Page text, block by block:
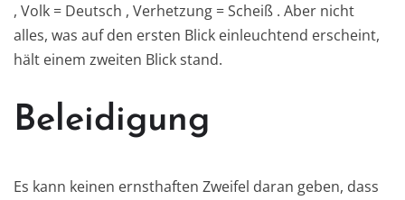
, Volk = Deutsch , Verhetzung = Scheiß . Aber nicht
alles, was auf den ersten Blick einleuchtend erscheint,
hält einem zweiten Blick stand.
Beleidigung
Es kann keinen ernsthaften Zweifel daran geben, dass